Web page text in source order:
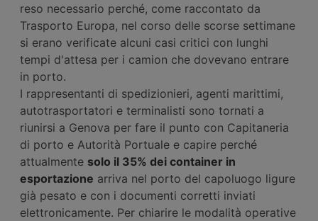
reso necessario perché, come raccontato da
Trasporto Europa, nel corso delle scorse settimane
si erano verificate alcuni casi critici con lunghi
tempi d'attesa per i camion che dovevano entrare
in porto.
I rappresentanti di spedizionieri, agenti marittimi,
autotrasportatori e terminalisti sono tornati a
riunirsi a Genova per fare il punto con Capitaneria
di porto e Autorità Portuale e capire perché
attualmente solo il 35% dei container in
esportazione arriva nel porto del capoluogo ligure
già pesato e con i documenti corretti inviati
elettronicamente. Per chiarire le modalità operative